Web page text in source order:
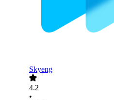
Skyeng
4.2
•